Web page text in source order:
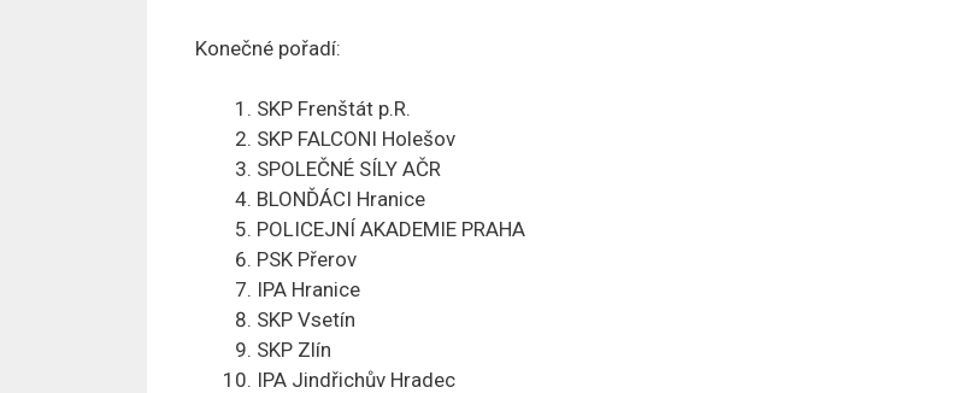
Konečné pořadí:
SKP Frenštát p.R.
SKP FALCONI Holešov
SPOLEČNÉ SÍLY AČR
BLONĎÁCI Hranice
POLICEJNÍ AKADEMIE PRAHA
PSK Přerov
IPA Hranice
SKP Vsetín
SKP Zlín
IPA Jindřichův Hradec